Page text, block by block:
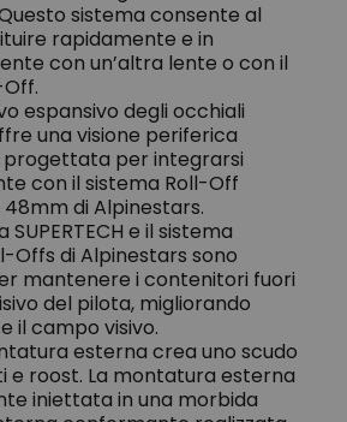
sistema consente al
rapidamente e in
con un’altra lente o con il
espansivo degli occhiali
una visione periferica
progettata per integrarsi
con il sistema Roll-Off
48mm di Alpinestars.
e il sistema
Offs di Alpinestars sono
mantenere i contenitori fuori
del pilota, migliorando
il campo visivo.
esterna crea uno scudo
roost. La montatura esterna
iniettata in una morbida